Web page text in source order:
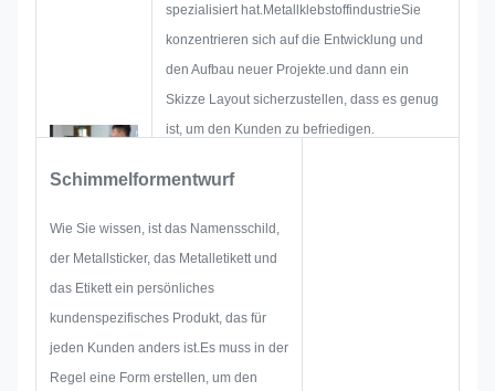
spezialisiert hat.MetallklebstoffindustrieSie
konzentrieren sich auf die Entwicklung und
den Aufbau neuer Projekte.und dann ein
Skizze Layout sicherzustellen, dass es genug
ist, um den Kunden zu befriedigen.
Namensschildes, eines Metallstickers, eines
Schimmelformentwurf
Wie Sie wissen, ist das Namensschild,
der Metallsticker, das Metalletikett und
das Etikett ein persönliches
kundenspezifisches Produkt, das für
jeden Kunden anders ist.Es muss in der
Regel eine Form erstellen, um den